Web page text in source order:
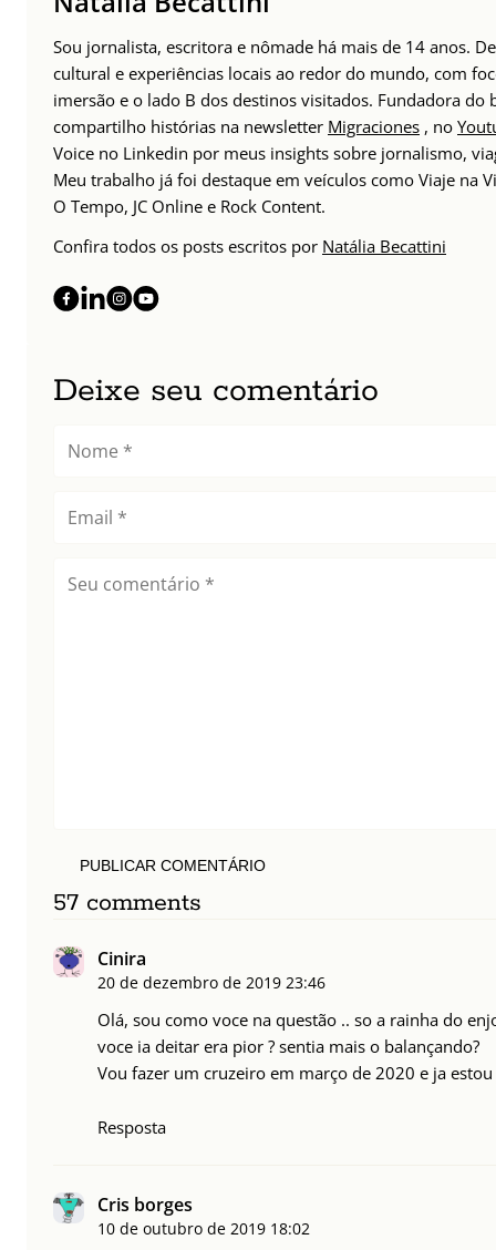
Sou jornalista, escritora e nômade há mais de 14 anos.
cultural e experiências locais ao redor do mundo, com
imersão e o lado B dos destinos visitados. Fundadora
compartilho histórias na newsletter Migraciones , no
Voice no Linkedin por meus insights sobre jornalismo,
Meu trabalho já foi destaque em veículos como Viaje na
O Tempo, JC Online e Rock Content.
Confira todos os posts escritos por Natália Becattini
Deixe seu comentário
PUBLICAR COMENTÁRIO
57 comments
Cinira
20 de dezembro de 2019 23:46
Olá, sou como voce na questão .. so a rainha do
voce ia deitar era pior ? sentia mais o balançando?
Vou fazer um cruzeiro em março de 2020 e ja
Resposta
Cris borges
10 de outubro de 2019 18:02